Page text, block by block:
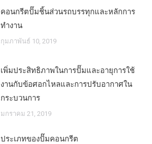
คอนกรีตปั๊มชิ้นส่วนรถบรรทุกและหลักการ
ทำงาน
กุมภาพันธ์ 10, 2019
เพิ่มประสิทธิภาพในการปั๊มและอายุการใช้
งานกับข้อศอกไหลและการปรับอากาศใน
กระบวนการ
มกราคม 21, 2019
ประเภทของปั๊มคอนกรีต